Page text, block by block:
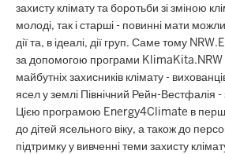
захисту клімату та боротьби зі зміною
молоді, так і старші - повинні мати
дії та, в ідеалі, дії груп. Саме тому
за допомогою програми KlimaKita.NRW
майбутніх захисників клімату -
ясел у землі Північний Рейн-Вестфалія
Цією програмою Energy4Climate в
до дітей ясельного віку, а також до
підтримку у вивченні теми захисту